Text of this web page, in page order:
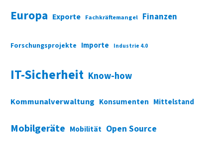
Europa Exporte Fachkräftemangel Finanzen
Forschungsprojekte Importe Industrie 4.0
IT-Sicherheit Know-how
Kommunalverwaltung Konsumenten Mittelstand
Mobilgeräte Mobilität Open Source